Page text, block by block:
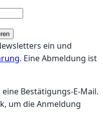
ein und
. Eine Abmeldung ist
Bestätigungs-E-Mail.
um die Anmeldung